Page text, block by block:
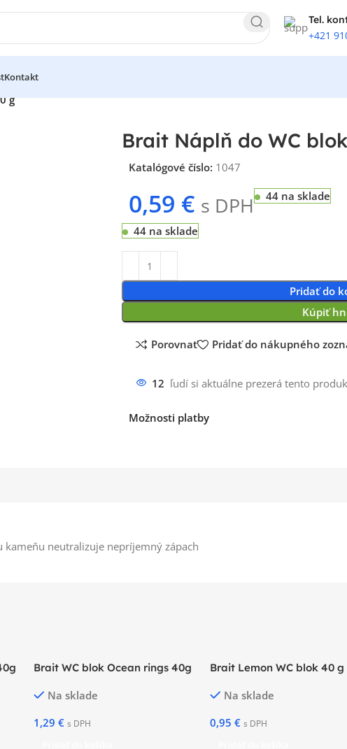
Tel.
+421
Kontakt
g
Brait Náplň do WC
Katalógové číslo: 1047
0,59 € s DPH 44 na sklade
44 na sklade
Pridať do
Kúpiť
Porovnať Pridať do nákupného
12 ľudí si aktuálne prezerá tento
Možnosti platby
neutralizuje nepríjemný zápach
Brait WC blok Ocean rings 40g
Na sklade
1,29 € s DPH
Brait Lemon WC blok 40 g
Na sklade
0,95€ s DPH